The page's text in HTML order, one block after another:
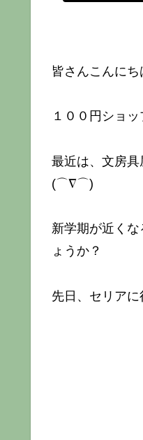
皆さんこんにち
１００円ショ
最近は、文房
(⌒∇⌒)
新学期が近く
ょうか？
先日、セリア